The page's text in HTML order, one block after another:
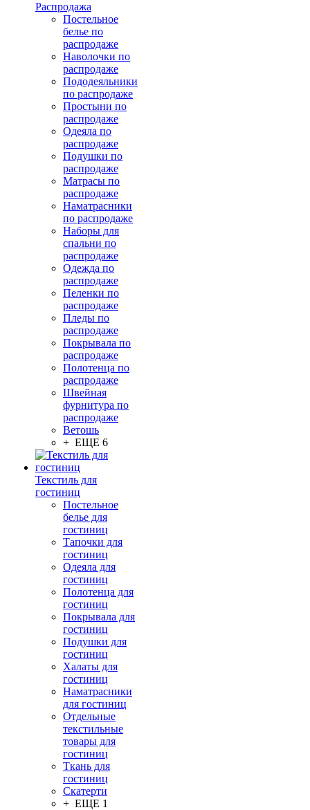
Распродажа
Постельное
белье по
распродаже
Наволочки по
распродаже
Пододеяльники
по распродаже
Простыни по
распродаже
Одеяла по
распродаже
Подушки по
распродаже
Матрасы по
распродаже
Наматрасники
по распродаже
Наборы для
спальни по
распродаже
Одежда по
распродаже
Пеленки по
распродаже
Пледы по
распродаже
Покрывала по
распродаже
Полотенца по
распродаже
Швейная
фурнитура по
распродаже
Ветошь
+ ЕЩЕ 6
Текстиль для
гостиниц
Постельное
белье для
гостиниц
Тапочки для
гостиниц
Одеяла для
гостиниц
Полотенца для
гостиниц
Покрывала для
гостиниц
Подушки для
гостиниц
Халаты для
гостиниц
Наматрасники
для гостиниц
Отдельные
текстильные
товары для
гостиниц
Ткань для
гостиниц
Скатерти
+ ЕЩЕ 1